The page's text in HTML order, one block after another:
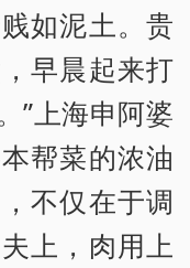
如泥土。贵
早晨起来打
”上海申阿婆
帮菜的浓油
不仅在于调
上，肉用上